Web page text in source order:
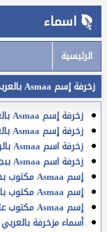
اسماء
الرئيسية
زخرفة إسم Asmaa بالعربي
زخرفة إسم Asmaa بالعربي
زخرفة إسم Asmaa بالعربي التواصل الاجتماعي
زخرفة اسم Asmaa بالرموز بالعربي
زخرفة اسم Asmaa ببجي وفري فاير بالعربي
إسم Asmaa مكتوب بخط الرقعه على صورة
إسم Asmaa مكتوب بالخط الكوفي على صورة
إسم Asmaa مكتوب على صور
أسماء مزخرفة